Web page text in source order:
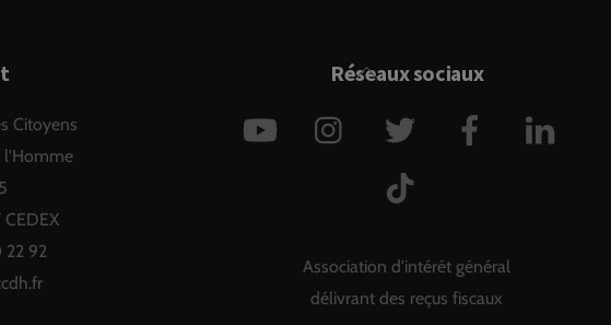
Back
Top
Citoyens
l'Homme
CEDEX
22 92
Réseaux sociaux
YouTube Instagram Twitter Facebook
Association d'intérêt général
délivrant des reçus fiscaux